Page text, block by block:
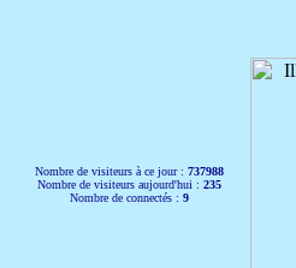
Nombre de visiteurs à ce jour : 737988
Nombre de visiteurs aujourd'hui : 235
Nombre de connectés : 9